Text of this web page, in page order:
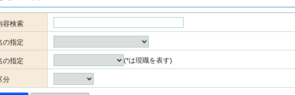
容検索
の指定
の指定 (*は現職を表す)
分